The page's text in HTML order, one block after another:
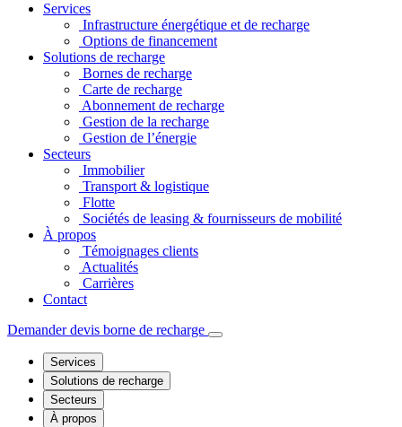
Services
Infrastructure énergétique et de recharge
Options de financement
Solutions de recharge
Bornes de recharge
Carte de recharge
Abonnement de recharge
Gestion de la recharge
Gestion de l’énergie
Secteurs
Immobilier
Transport & logistique
Flotte
Sociétés de leasing & fournisseurs de mobilité
À propos
Témoignages clients
Actualités
Carrières
Contact
Demander devis borne de recharge
Services
Solutions de recharge
Secteurs
À propos